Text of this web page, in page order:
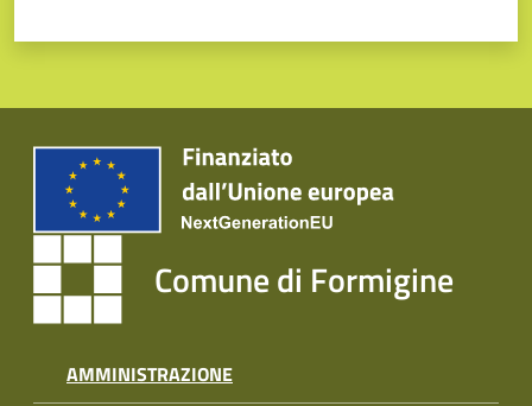
Comune di Formigine
AMMINISTRAZIONE